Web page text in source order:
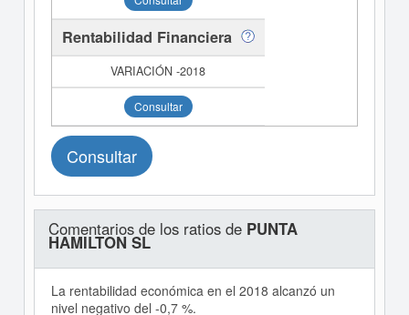
Rentabilidad Financiera
Consultar
Consultar
Comentarios de los ratios de PUNTA
HAMILTON SL
La rentabilidad económica en el 2018 alcanzó un
nivel negativo del -0,7 %.